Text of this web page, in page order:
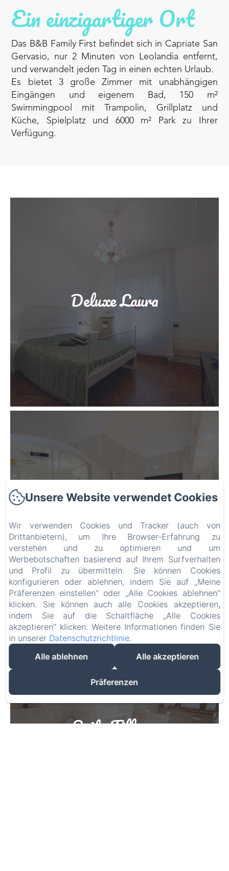
Ein einzigartiger Ort
Das B&B Family First befindet sich in Capriate San
Gervasio, nur 2 Minuten von Leolandia entfernt,
und verwandelt jeden Tag in einen echten Urlaub.
Es bietet 3 große Zimmer mit unabhängigen
Eingängen und eigenem Bad, 150 m²
Swimmingpool mit Trampolin, Grillplatz und
Küche, Spielplatz und 6000 m² Park zu Ihrer
Verfügung.
Deluxe Laura
Suite Tiffany
Unsere Website verwendet Cookies
Wir verwenden Cookies und Tracker (auch von
Drittanbietern), um Ihre Browser-Erfahrung zu
verstehen und zu optimieren und um
Werbebotschaften basierend auf Ihrem Surfverhalten
und Profil zu übermitteln. Sie können Cookies
konfigurieren oder ablehnen, indem Sie auf „Meine
Präferenzen einstellen" oder „Alle Cookies ablehnen"
klicken. Sie können auch alle Cookies akzeptieren,
indem Sie auf die Schaltfläche „Alle Cookies
akzeptieren" klicken. Weitere Informationen finden Sie
in unserer Datenschutzrichtlinie.
Alle ablehnen
Alle akzeptieren
Präferenzen